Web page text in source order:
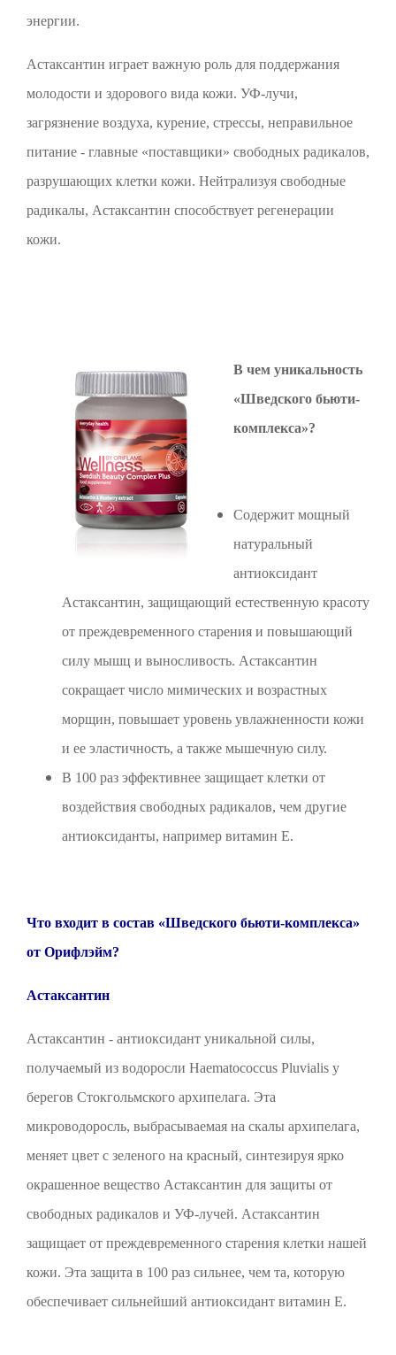
энергии.
Астаксантин играет важную роль для поддержания
молодости и здорового вида кожи. УФ-лучи,
загрязнение воздуха, курение, стрессы, неправильное
питание - главные «поставщики» свободных радикалов,
разрушающих клетки кожи. Нейтрализуя свободные
радикалы, Астаксантин способствует регенерации
кожи.
В чем уникальность
«Шведского бьюти-
комплекса»?
Содержит мощный
натуральный
антиоксидант
Астаксантин, защищающий естественную красоту
от преждевременного старения и повышающий
силу мышц и выносливость. Астаксантин
сокращает число мимических и возрастных
морщин, повышает уровень увлажненности кожи
и ее эластичность, а также мышечную силу.
В 100 раз эффективнее защищает клетки от
воздействия свободных радикалов, чем другие
антиоксиданты, например витамин Е.
Что входит в состав «Шведского бьюти-комплекса»
от Орифлэйм?
Астаксантин
Астаксантин - антиоксидант уникальной силы,
получаемый из водоросли Haematococcus Pluvialis у
берегов Стокгольмского архипелага. Эта
микроводоросль, выбрасываемая на скалы архипелага,
меняет цвет с зеленого на красный, синтезируя ярко
окрашенное вещество Астаксантин для защиты от
свободных радикалов и УФ-лучей. Астаксантин
защищает от преждевременного старения клетки нашей
кожи. Эта защита в 100 раз сильнее, чем та, которую
обеспечивает сильнейший антиоксидант витамин Е.